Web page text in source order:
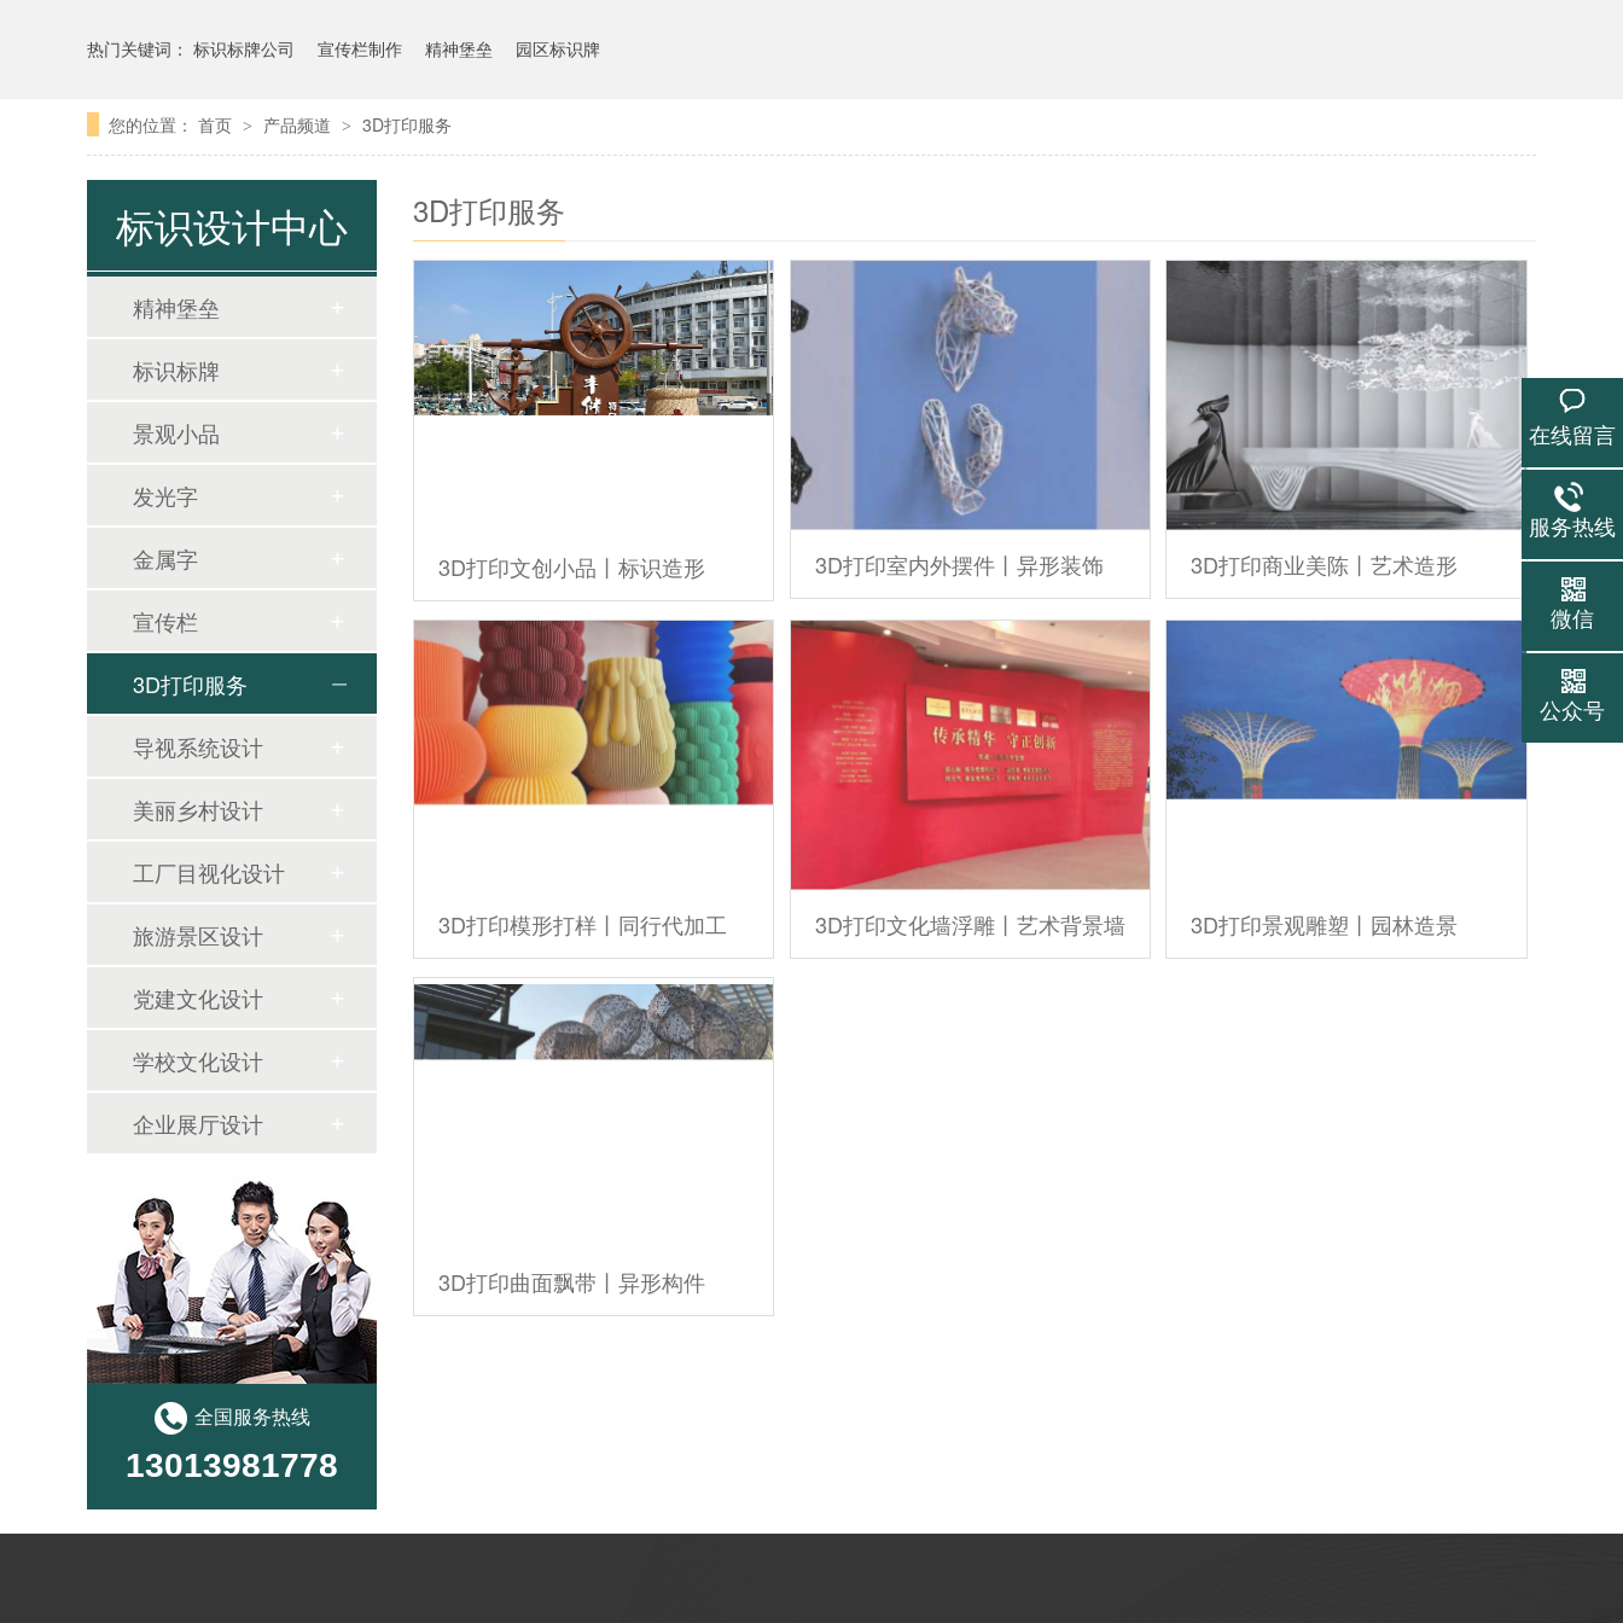
热门关键词： 标识标牌公司 宣传栏制作 精神堡垒 园区标识牌
您的位置： 首页 > 产品频道 > 3D打印服务
3D打印服务
3D打印文创小品丨标识造形 3D打印室内外摆件丨异形装饰 3D打印商业美陈丨艺术造形
3D打印模形打样丨同行代加工 3D打印文化墙浮雕丨艺术背景墙 3D打印景观雕塑丨园林造景
3D打印曲面飘带丨异形构件
标识设计中心
精神堡垒
标识标牌
景观小品
发光字
金属字
宣传栏
3D打印服务
导视系统设计
美丽乡村设计
工厂目视化设计
旅游景区设计
党建文化设计
学校文化设计
企业展厅设计
全国服务热线
13013981778
在线留言
服务热线
微信
公众号